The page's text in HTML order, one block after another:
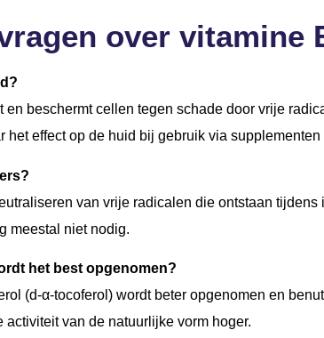
over vitamine
beschermt cellen tegen schade door vrije
het effect op de huid bij gebruik via
van vrije radicalen die ontstaan
meestal niet nodig.
het best opgenomen?
(d-α-tocoferol) wordt beter opgenomen en
van de natuurlijke vorm hoger.